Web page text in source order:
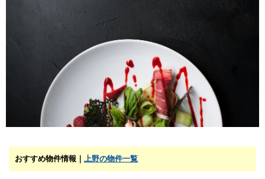
おすすめ物件情報｜ 上野の物件一覧